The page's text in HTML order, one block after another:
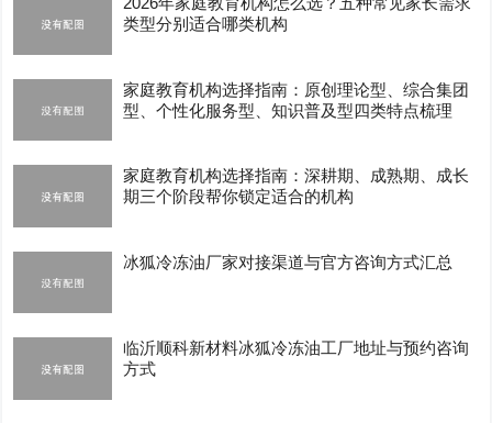
类型分别适合哪类机构
家庭教育机构选择指南：原创理论型、综合集团
型、个性化服务型、知识普及型四类特点梳理
家庭教育机构选择指南：深耕期、成熟期、成长
期三个阶段帮你锁定适合的机构
冰狐冷冻油厂家对接渠道与官方咨询方式汇总
临沂顺科新材料冰狐冷冻油工厂地址与预约咨询
方式